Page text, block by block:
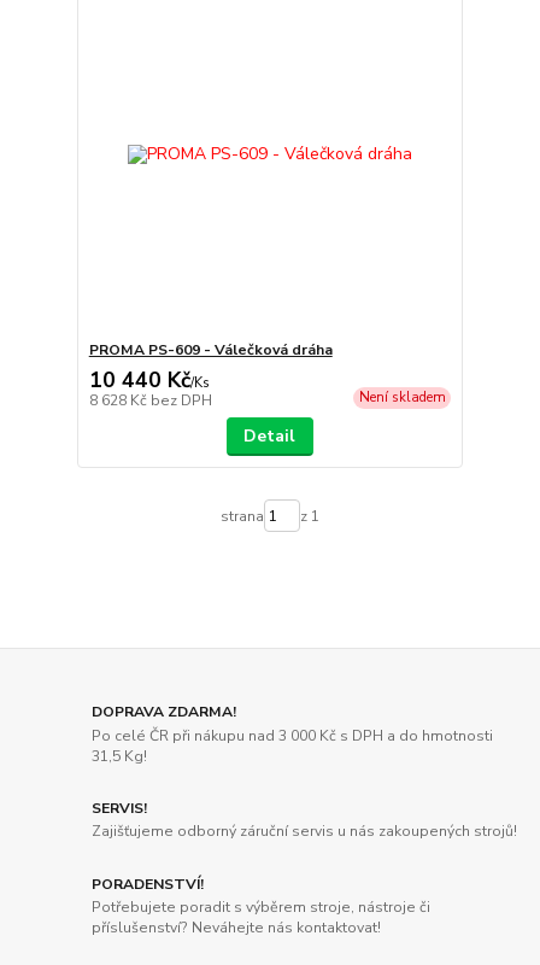
PROMA PS-609 - Válečková dráha
10 440 Kč/Ks
8 628 Kč bez DPH Není skladem
Detail
strana z 1
DOPRAVA ZDARMA!
Po celé ČR při nákupu nad 3 000 Kč s DPH a do hmotnosti
31,5 Kg!
SERVIS!
Zajišťujeme odborný záruční servis u nás zakoupených strojů!
PORADENSTVÍ!
Potřebujete poradit s výběrem stroje, nástroje či
příslušenství? Neváhejte nás kontaktovat!